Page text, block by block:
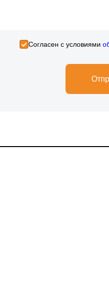
Cогласен с условиями